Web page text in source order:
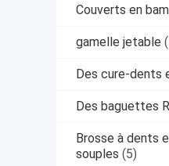
Couverts en
gamelle jetable
Des cure-dents
Des baguettes
Brosse à dents
souples (5)